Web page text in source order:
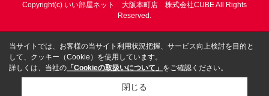
Copyright(c) いい部屋ネット 大阪本町店 株式会社CUBE All Rights
Reserved.
当サイトでは、お客様の当サイト利用状況把握、サービス向上検討を目的と
して、クッキー（Cookie）を使用しています。
詳しくは、当社の 「Cookieの取扱いについて」 をご確認ください。
閉じる